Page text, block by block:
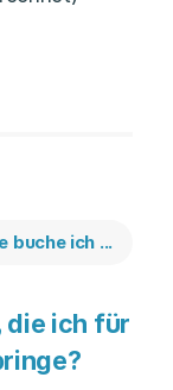
buche ich ...
die ich für